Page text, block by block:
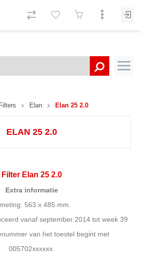
Filters Elan Elan 25 2.0
ELAN 25 2.0
Filter Elan 25 2.0
Extra informatie
563 x 485 mm.
vanaf september 2014 tot week 39
van het toestel begint met
005702xxxxxx.